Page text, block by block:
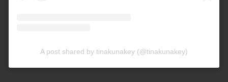
A post shared by tinakunakey (@tinakunakey)